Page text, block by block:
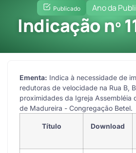
Publicado Ano da
Indicação nº
Ementa: Indica à necessidade de
redutoras de velocidade na Rua B,
proximidades da Igreja Assembléia
de Madureira - Congregação Betel.
Título Download